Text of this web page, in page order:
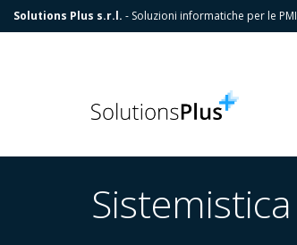
Solutions Plus s.r.l. - Soluzioni informatiche per le PMI
Sistemistica